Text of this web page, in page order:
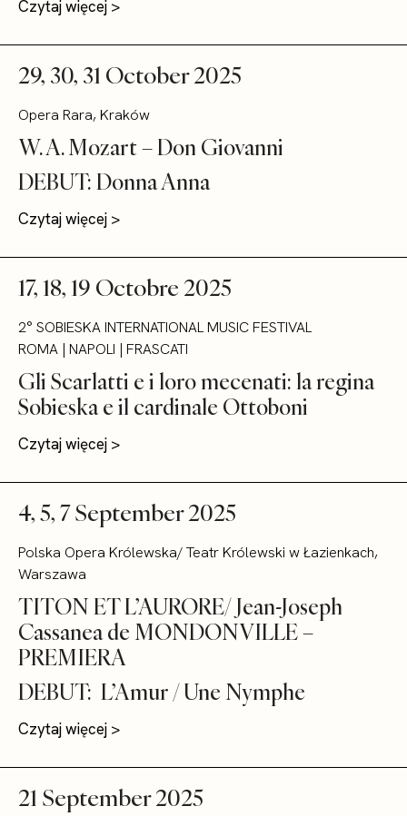
Czytaj więcej >
29, 30, 31 October 2025
Opera Rara, Kraków
W. A. Mozart – Don Giovanni
DEBUT: Donna Anna
Czytaj więcej >
17, 18, 19 Octobre 2025
2° SOBIESKA INTERNATIONAL MUSIC FESTIVAL
ROMA | NAPOLI | FRASCATI
Gli Scarlatti e i loro mecenati: la regina
Sobieska e il cardinale Ottoboni
Czytaj więcej >
4, 5, 7 September 2025
Polska Opera Królewska/ Teatr Królewski w Łazienkach,
Warszawa
TITON ET L’AURORE/ Jean-Joseph
Cassanea de MONDONVILLE –
PREMIERA
DEBUT: L’Amur / Une Nymphe
Czytaj więcej >
21 September 2025